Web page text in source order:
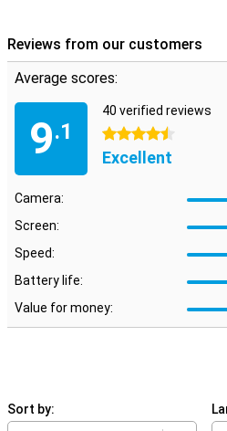
Reviews from our customers
Average scores:
9.1
40 verified reviews
4.5 stars
Excellent
Camera:
Screen:
Speed:
Battery life:
Value for money:
Sort by: